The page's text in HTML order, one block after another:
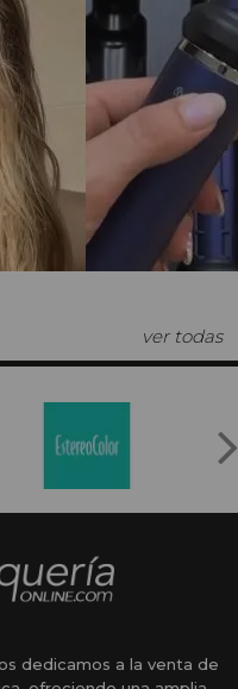
ver todas
dedicamos a la venta de